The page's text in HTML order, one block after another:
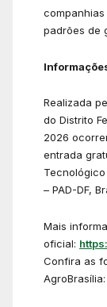
padrões de
Realizada
do Distrito
2026
entrada
– PAD-DF,
Mais
oficial:
Confira as
AgroBrasília: